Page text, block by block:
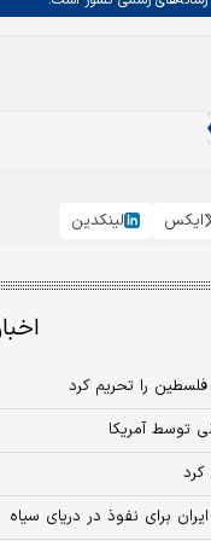
ایکس لینکدین
فلسطین را تحریم کرد
توسط آمریکا
برای نفوذ در دریای سیاه